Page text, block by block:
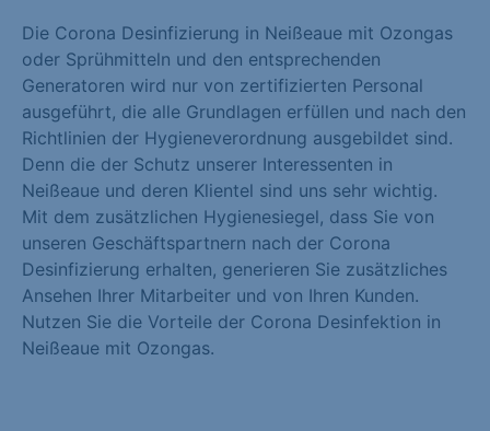
Die Corona Desinfizierung in Neißeaue mit Ozongas
oder Sprühmitteln und den entsprechenden
Generatoren wird nur von zertifizierten Personal
ausgeführt, die alle Grundlagen erfüllen und nach den
Richtlinien der Hygieneverordnung ausgebildet sind.
Denn die der Schutz unserer Interessenten in
Neißeaue und deren Klientel sind uns sehr wichtig.
Mit dem zusätzlichen Hygienesiegel, dass Sie von
unseren Geschäftspartnern nach der Corona
Desinfizierung erhalten, generieren Sie zusätzliches
Ansehen Ihrer Mitarbeiter und von Ihren Kunden.
Nutzen Sie die Vorteile der Corona Desinfektion in
Neißeaue mit Ozongas.